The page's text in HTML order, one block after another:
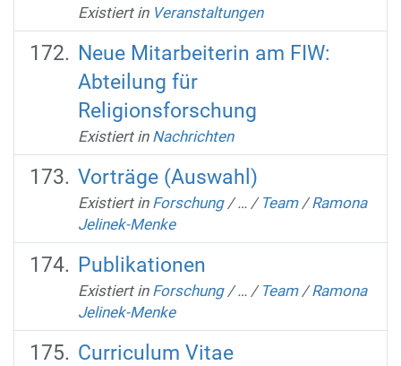
Existiert in Veranstaltungen
Neue Mitarbeiterin am FIW:
Abteilung für
Religionsforschung
Existiert in Nachrichten
Vorträge (Auswahl)
Existiert in Forschung /… / Team /Ramona
Jelinek-Menke
Publikationen
Existiert in Forschung /… / Team /Ramona
Jelinek-Menke
Curriculum Vitae